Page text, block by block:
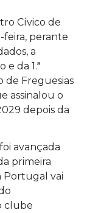
Cívico de
feira, perante
a
da 1.ª
de Freguesias
assinalou o
depois da
avançada
primeira
Portugal vai
clube